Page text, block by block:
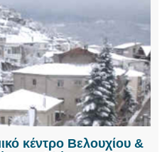
κέντρο Βελουχίου &